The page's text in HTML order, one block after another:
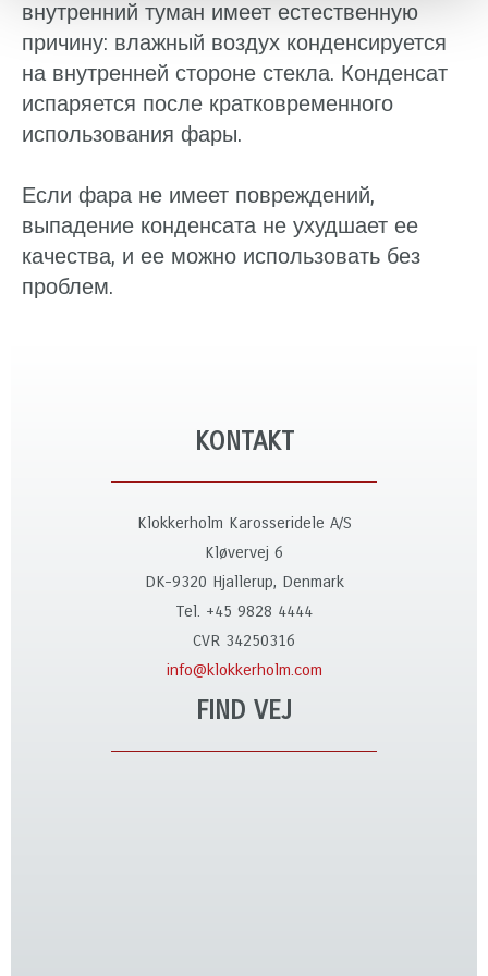
внутренний туман имеет естественную
причину: влажный воздух конденсируется
на внутренней стороне стекла. Конденсат
испаряется после кратковременного
использования фары.
Если фара не имеет повреждений,
выпадение конденсата не ухудшает ее
качества, и ее можно использовать без
проблем.
KONTAKT
Klokkerholm Karosseridele A/S
Kløvervej 6
DK-9320 Hjallerup, Denmark
Tel. +45 9828 4444
CVR 34250316
info@klokkerholm.com
FIND VEJ